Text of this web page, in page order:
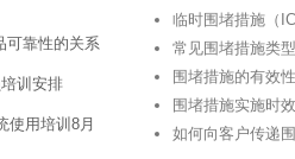
临时围堵措施（
常见围堵措施类
围堵措施的有效
围堵措施实施时
如何向客户传递
可靠性的关系
训安排
使用培训8月